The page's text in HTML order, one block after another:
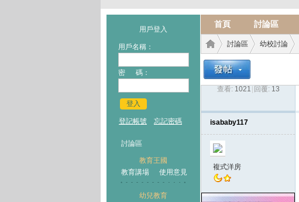
用戶登入
用戶名稱：
密 碼：
登入
登記帳號 忘記密碼
討論區
教育王國
教育講場
使用意見
幼兒教育
首頁 討論區
›
討論區
›
幼校討論
查看: 1021 回覆: 13
isababy117
複式洋房